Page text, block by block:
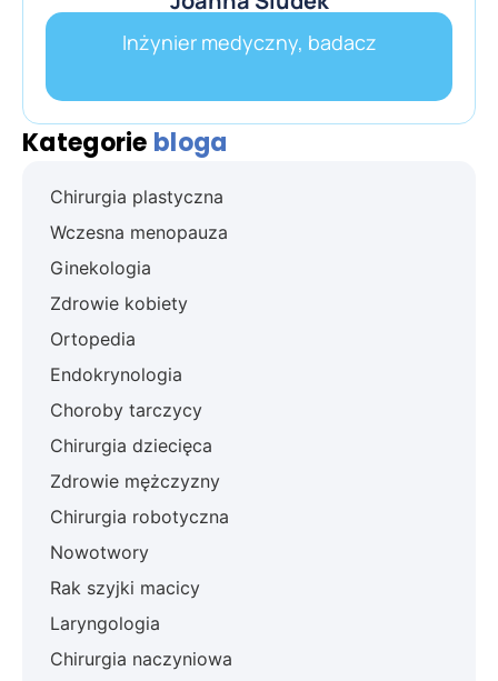
Inżynier medyczny, badacz
Kategorie bloga
Chirurgia plastyczna
Wczesna menopauza
Ginekologia
Zdrowie kobiety
Ortopedia
Endokrynologia
Choroby tarczycy
Chirurgia dziecięca
Zdrowie mężczyzny
Chirurgia robotyczna
Nowotwory
Rak szyjki macicy
Laryngologia
Chirurgia naczyniowa